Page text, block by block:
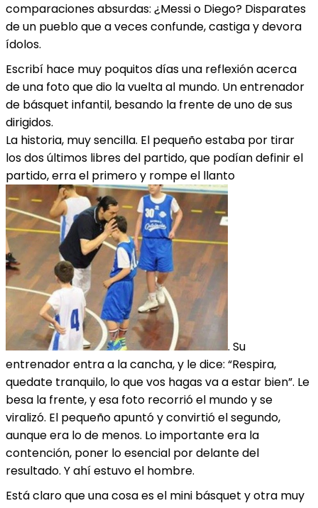
comparaciones absurdas: ¿Messi o Diego? Disparates
de un pueblo que a veces confunde, castiga y devora
ídolos.
Escribí hace muy poquitos días una reflexión acerca
de una foto que dio la vuelta al mundo. Un entrenador
de básquet infantil, besando la frente de uno de sus
dirigidos.
La historia, muy sencilla. El pequeño estaba por tirar
los dos últimos libres del partido, que podían definir el
partido, erra el primero y rompe el llanto
. Su
entrenador entra a la cancha, y le dice: “Respira,
quedate tranquilo, lo que vos hagas va a estar bien”. Le
besa la frente, y esa foto recorrió el mundo y se
viralizó. El pequeño apuntó y convirtió el segundo,
aunque era lo de menos. Lo importante era la
contención, poner lo esencial por delante del
resultado. Y ahí estuvo el hombre.
Está claro que una cosa es el mini básquet y otra muy